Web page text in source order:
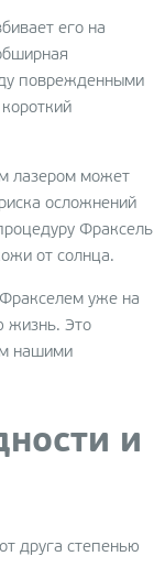
его на
поврежденными
лазером может
осложнений
Фраксель
от солнца.
уже на
жизнь. Это
нашими
и
друга степенью